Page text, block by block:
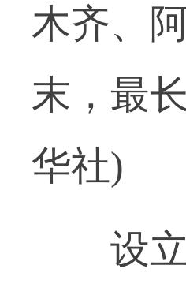
木齐、
末，最
华社)
设立“